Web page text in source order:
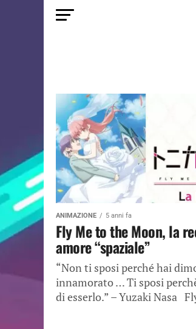
ANIMAZIONE 5 anni fa
Fly Me to the Moon, la
amore “spaziale”
“Non ti sposi perché hai
innamorato … Ti sposi
di esserlo.” – Yuzaki Nasa